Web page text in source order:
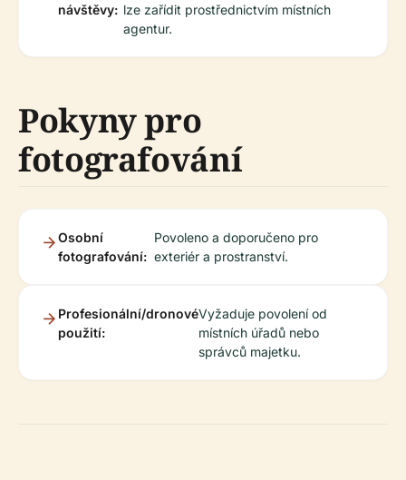
návštěvy: lze zařídit prostřednictvím místních
agentur.
Pokyny pro
fotografování
Osobní
fotografování:
Povoleno a doporučeno pro
exteriér a prostranství.
Profesionální/dronové
použití:
Vyžaduje povolení od
místních úřadů nebo
správců majetku.